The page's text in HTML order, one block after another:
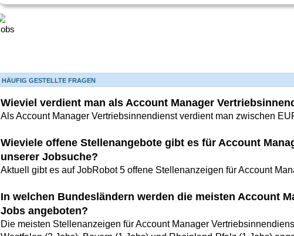
HÄUFIG GESTELLTE FRAGEN
Wieviel verdient man als Account Manager
Als Account Manager Vertriebsinnendienst verdient man zwischen
Wieviele offene Stellenangebote gibt es für Account
unserer Jobsuche?
Aktuell gibt es auf JobRobot 5 offene Stellenanzeigen für Account
In welchen Bundesländern werden die meisten Account
Jobs angeboten?
Die meisten Stellenanzeigen für Account Manager